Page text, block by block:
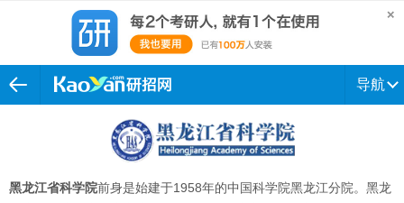
导航
黑龙江省科学院前身是始建于1958年的中国科学院黑龙江分院。黑龙